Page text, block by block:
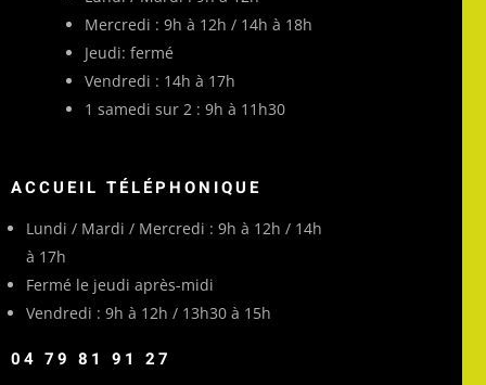
Mercredi : 9h à 12h / 14h à 18h
Jeudi: fermé
Vendredi : 14h à 17h
1 samedi sur 2 : 9h à 11h30
ACCUEIL TÉLÉPHONIQUE
Lundi / Mardi / Mercredi : 9h à 12h / 14h
à 17h
Fermé le jeudi après-midi
Vendredi : 9h à 12h / 13h30 à 15h
04 79 81 91 27